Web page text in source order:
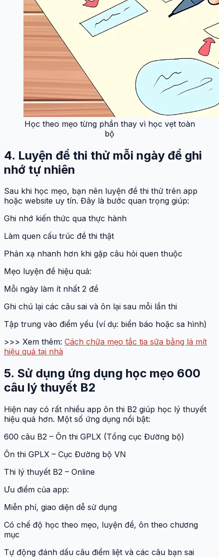
Học theo mẹo từng phần thay vì học vẹt toàn
bộ
4. Luyện đề thi thử mỗi ngày để ghi
nhớ tự nhiên
Sau khi học mẹo, bạn nên luyện đề thi thử trên app
hoặc website uy tín. Đây là bước quan trọng giúp:
Ghi nhớ kiến thức qua thực hành
Làm quen cấu trúc đề thi thật
Phản xạ nhanh hơn khi gặp câu hỏi quen thuộc
Mẹo luyện đề hiệu quả:
Mỗi ngày làm ít nhất 2 đề
Ghi chú lại các câu sai và ôn lại sau mỗi lần thi
Tập trung vào điểm yếu (ví dụ: biển báo hoặc sa hình)
>>> Xem thêm: Cách chữa mẹo tắc tia sữa bằng lá mít
hiệu quả tại nhà
5. Sử dụng ứng dụng học mẹo 600
câu lý thuyết B2
Hiện nay có rất nhiều app ôn thi B2 giúp học lý thuyết
hiệu quả hơn. Một số ứng dụng nổi bật:
600 câu B2 – Ôn thi GPLX (Tổng cục Đường bộ)
Ôn thi GPLX – Cục Đường bộ VN
Thi lý thuyết B2 – Online
Ưu điểm của app:
Miễn phí, giao diện dễ sử dụng
Có chế độ học theo mẹo, luyện đề, ôn theo chương
mục
Tự động đánh dấu câu điểm liệt và các câu bạn sai